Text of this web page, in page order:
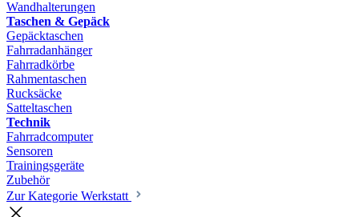
Wandhalterungen
Taschen & Gepäck
Gepäcktaschen
Fahrradanhänger
Fahrradkörbe
Rahmentaschen
Rucksäcke
Satteltaschen
Technik
Fahrradcomputer
Sensoren
Trainingsgeräte
Zubehör
Zur Kategorie Werkstatt